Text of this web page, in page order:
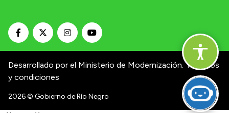
Desarrollado por el Ministerio de Modernización. Términos
y condiciones
2026© Gobierno de Río Negro